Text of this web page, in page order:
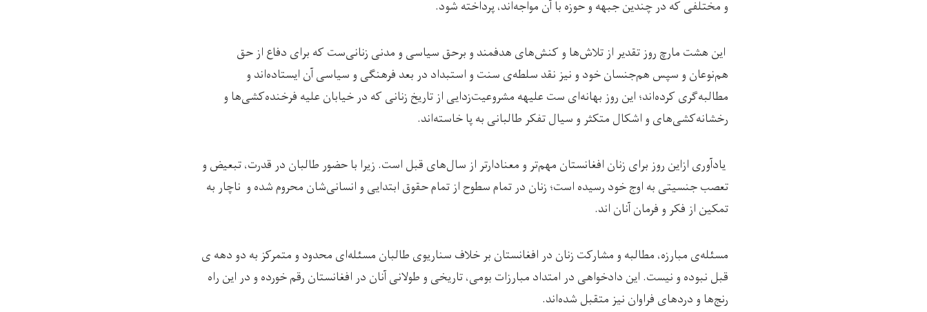
و مختلفی که در چندین جبهه و حوزه با آن مواجه‌اند، پرداخته شود.
این هشت مارچ روز تقدیر از تلاش‌ها و کنش‌های هدفمند و برحق سیاسی و مدنی زنانی‌ست که برای دفاع از حق
هم‌نوعان و سپس هم‌جنسان خود و نیز نقد سلطه‌ی سنت و استبداد در بعد فرهنگی و سیاسی آن ایستاده‌اند و
مطالبه‌گری کرده‌اند؛ این روز بهانه‌‌ای ست علیهه مشروعیت‌زدایی از تاریخ زنانی که در خیابان علیه فرخنده‌کشی‌ها و
رخشانه‌کشی‌های و اشکال متکثر و سیال تفکر طالبانی به پا خاسته‌اند.
یادآوری ازاین روز برای زنان افغانستان مهم‌تر و معنادارتر از سال‌های قبل است. زیرا با حضور طالبان در قدرت، تبعیض و
تعصب جنسیتی به اوج خود رسیده است؛ زنان در تمام سطوح از تمام حقوق ابتدایی و انسانی‌شان محروم شده و ناچار به
تمکین از فکر و فرمان‌ آنان اند.
مسئله‌ی مبارزه، مطالبه و مشارکت زنان در افغانستان بر خلاف سناریوی طالبان مسئله‌ای محدود و متمرکز به دو دهه ی
قبل نبوده و نیست. این دادخواهی در امتداد مبارزات بومی، تاریخی و طولانی آنان در افغانستان رقم خورده و در این راه
رنج‌ها و دردهای فراوان نیز متقبل شده‌اند.